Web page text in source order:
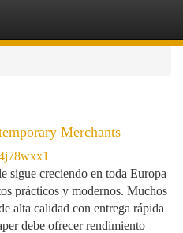
Merchants
sigue creciendo en toda Europa
prácticos y modernos. Muchos
alta calidad con entrega rápida
debe ofrecer rendimiento